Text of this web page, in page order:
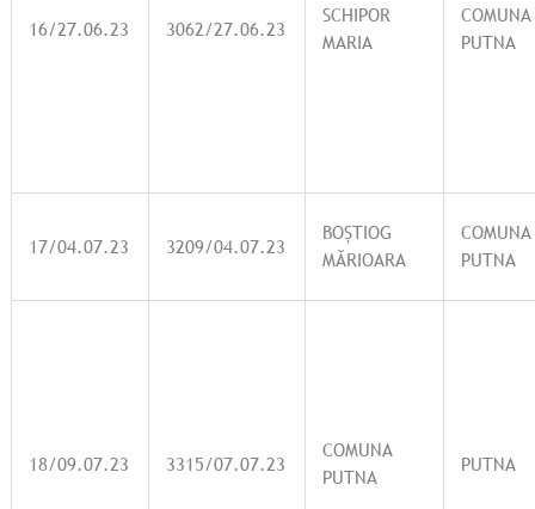
16/27.06.23 3062/27.06.23
SCHIPOR
MARIA
COMUNA
PUTNA
17/04.07.23 3209/04.07.23
BOȘTIOG
MĂRIOARA
COMUNA
PUTNA
18/09.07.23 3315/07.07.23
COMUNA
PUTNA
PUTNA